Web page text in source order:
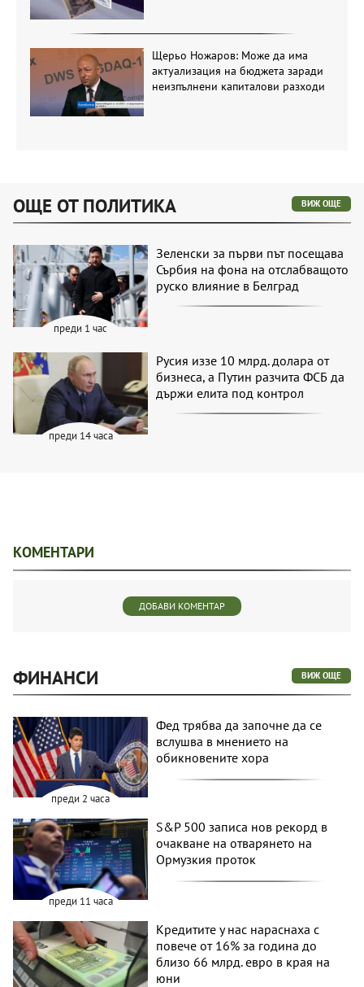
Щерьо Ножаров: Може да има
актуализация на бюджета заради
неизпълнени капиталови разходи
ОЩЕ ОТ ПОЛИТИКА ВИЖ ОЩЕ
преди 1 час
Зеленски за първи път посещава
Сърбия на фона на отслабващото
руско влияние в Белград
преди 14 часа
Русия иззе 10 млрд. долара от
бизнеса, а Путин разчита ФСБ да
държи елита под контрол
КОМЕНТАРИ
ДОБАВИ КОМЕНТАР
ФИНАНСИ ВИЖ ОЩЕ
преди 2 часа
Фед трябва да започне да се
вслушва в мнението на
обикновените хора
преди 11 часа
S&P 500 записа нов рекорд в
очакване на отварянето на
Ормузкия проток
Кредитите у нас нараснаха с
повече от 16% за година до
близо 66 млрд. евро в края на
юни